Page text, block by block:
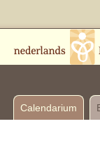
Calendarium